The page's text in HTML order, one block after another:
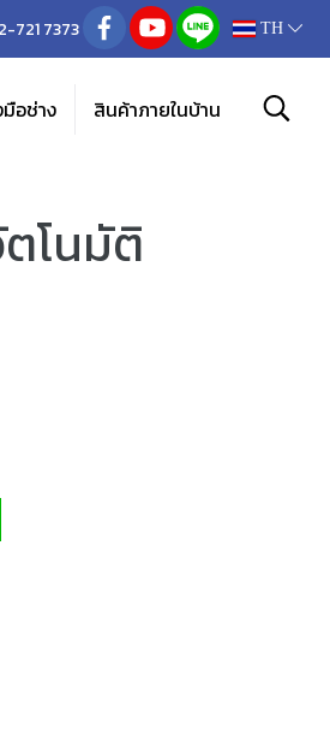
721 7373 TH
มือช่าง สินค้าภายในบ้าน
โนมัติ